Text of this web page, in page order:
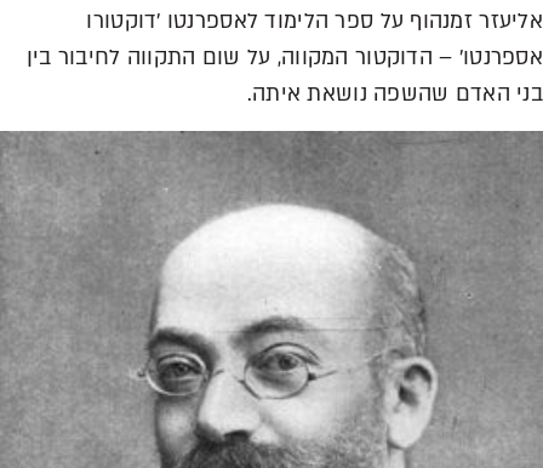
אליעזר זמנהוף על ספר הלימוד לאספרנטו 'דוקטורו
אספרנטו' – הדוקטור המקווה, על שום התקווה לחיבור בין
בני האדם שהשפה נושאת איתה.